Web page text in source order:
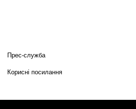
Прес-служба
Корисні посилання